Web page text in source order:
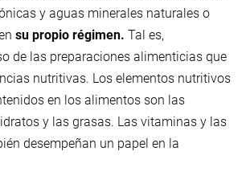
y aguas minerales naturales o
su propio régimen. Tal es,
de las preparaciones alimenticias que
nutritivas. Los elementos nutritivos
en los alimentos son las
y las grasas. Las vitaminas y las
desempeñan un papel en la